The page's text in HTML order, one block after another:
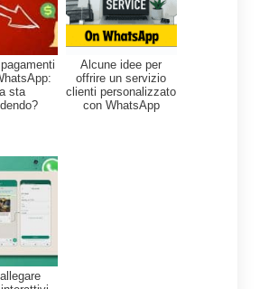
opzione possibile è
di creare unsenso di
offrendo un’offerta in
dare dei vantaggi
così da ottenere un
referral, oppure
i clienti già presenti